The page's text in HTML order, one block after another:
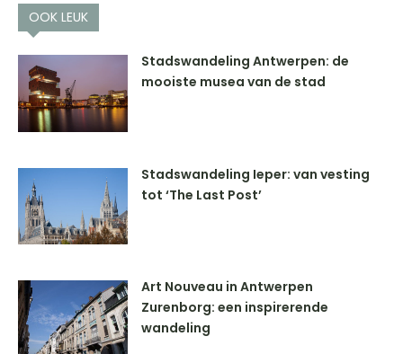
OOK LEUK
Stadswandeling Antwerpen: de
mooiste musea van de stad
Stadswandeling Ieper: van vesting
tot ‘The Last Post’
Art Nouveau in Antwerpen
Zurenborg: een inspirerende
wandeling